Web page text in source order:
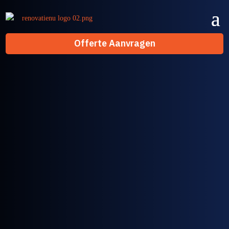
Offerte Aanvragen